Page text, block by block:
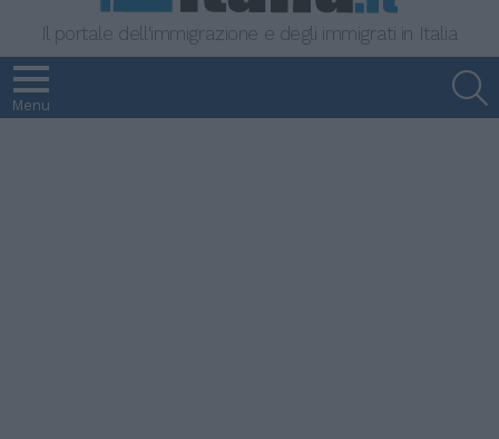
Il portale dell'immigrazione e degli immigrati in Italia
Menu